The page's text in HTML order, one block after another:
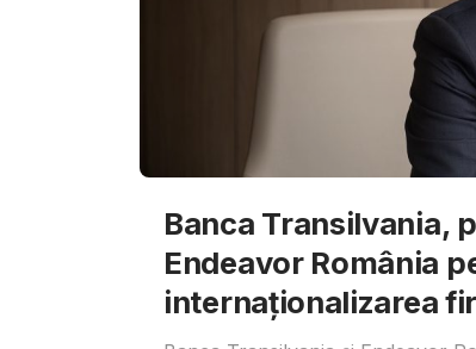
Banca Transilvania,
Endeavor România
internaționalizarea